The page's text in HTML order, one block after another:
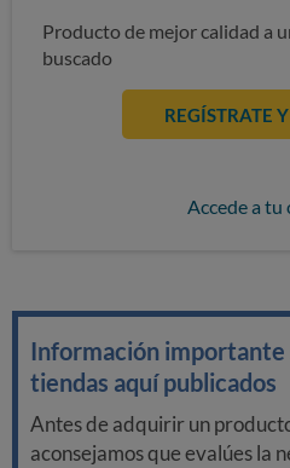
Producto de mejor calidad a
buscado
REGÍSTRATE
Accede a tu
Información importante
tiendas aquí publicados
Antes de adquirir un
aconsejamos que evalúes la